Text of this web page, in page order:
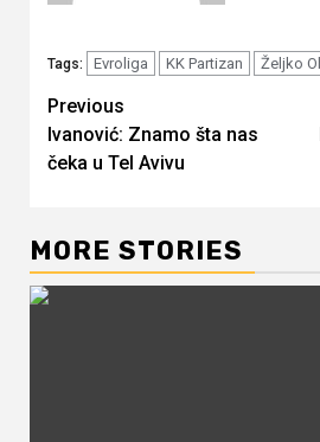
Tags: Evroliga KK Partizan Željko
Continue
Reading
Previous
Ivanović: Znamo šta nas
čeka u Tel Avivu
MORE STORIES